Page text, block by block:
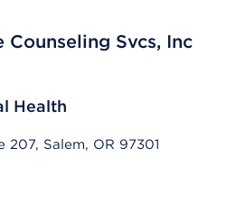
Counseling Svcs, Inc
Health
207, Salem, OR 97301
on mobile devices